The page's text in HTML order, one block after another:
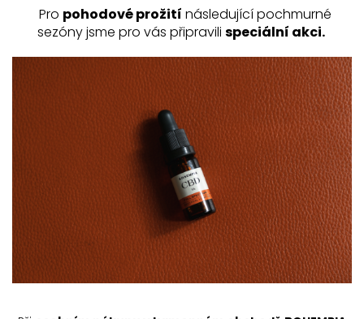
Pro pohodové prožití následující pochmurné
sezóny jsme pro vás připravili speciální akci.